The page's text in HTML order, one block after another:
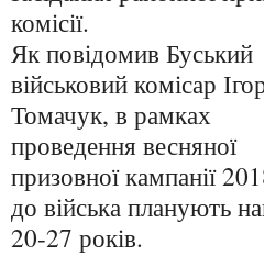
комісії.
Як повідомив Буський
військовий комісар
Томачук, в рамках
проведення весняної
призовної кампанії
до війська планують
20-27 років.